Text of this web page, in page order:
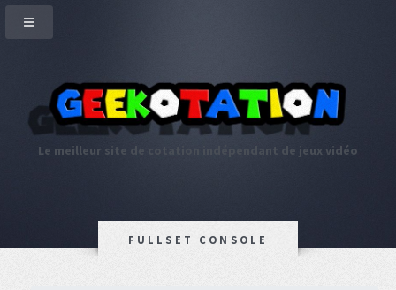
Le meilleur site de cotation indépendant de jeux vidéo
FULLSET CONSOLE